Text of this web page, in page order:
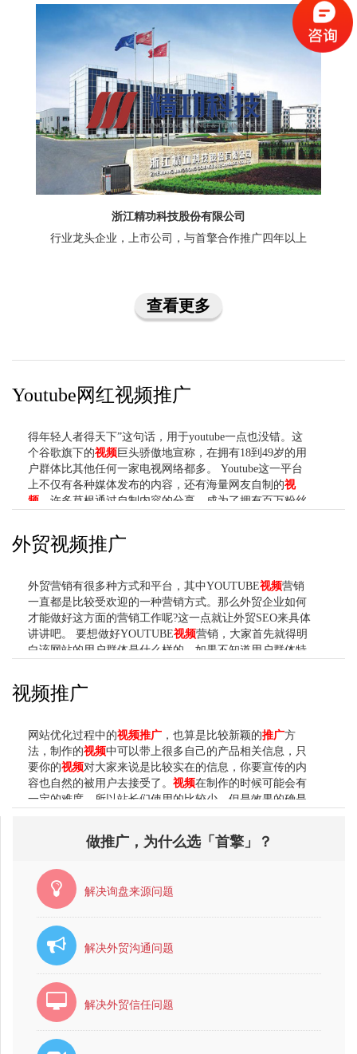
浙江精功科技股份有限公司
行业龙头企业，上市公司，与首擎合作推广四年以上
查看更多
Youtube网红视频推广
得年轻人者得天下”这句话，用于youtube一点也没错。这
个谷歌旗下的视频巨头骄傲地宣称，在拥有18到49岁的用
户群体比其他任何一家电视网络都多。 Youtube这一平台
上不仅有各种媒体发布的内容，还有海量网友自制的视
频 。许多草根通过自制内容的分享，成为了拥有百万粉丝
告价值。 为了帮助对新媒体和年轻人摸不着头脑的广告主
们，YouTube打算传授给一些做网红的经验——宣布开启
Partner Program Certification)”的线上课程，教授品牌代理
机构制...
外贸视频推广
外贸营销有很多种方式和平台，其中YOUTUBE视频营销
一直都是比较受欢迎的一种营销方式。那么外贸企业如何
才能做好这方面的营销工作呢?这一点就让外贸SEO来具体
讲讲吧。 要想做好YOUTUBE视频营销，大家首先就得明
白该网站的用户群体是什么样的。如果不知道用户群体特
毕竟现在的营销都要研究好用户的喜好心理，是用户决定
着要不要购买你的产品，而不是企业自己。那么
这类用户基本上就是为了寻找自己想看的视频，所以
他们的目的性很弱1，基本上不会产生购买产品的想法，所
以这类用户企业基本...
视频推广
网站优化过程中的视频推广 ，也算是比较新颖的推广方
法，制作的视频中可以带上很多自己的产品相关信息，只
要你的视频对大家来说是比较实在的信息，你要宣传的内
容也自然的被用户去接受了。 视频在制作的时候可能会有
一定的难度，所以站长们使用的比较少，但是效果的确是
推广方法之如何推广视频 。 随着网络媒体的进
站的发展首先是各种信息内容的聚集，以达到各种不同层
次网民的需求。紧接着是社区化的氛围，个性化需求的满
足。此外技术跟进和国家相应制度供给的保证也越...
做推广，为什么选「首擎」？
解决询盘来源问题
解决外贸沟通问题
解决外贸信任问题